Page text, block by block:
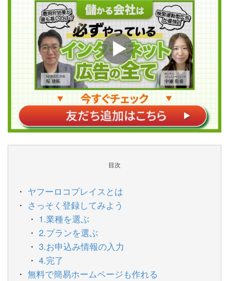
目次
ヤフーロコプレイスとは
さっそく登録してみよう
1.業種を選ぶ
2.プランを選ぶ
3.お申込み情報の入力
4.完了
無料で簡易ホームページも作れる